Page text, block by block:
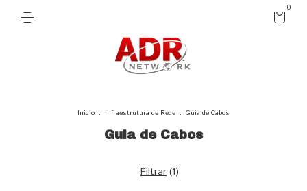
0
Início . Infraestrutura de Rede . Guia de Cabos
Guia de Cabos
Filtrar (1)